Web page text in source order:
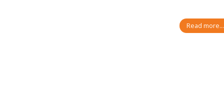
Read more...